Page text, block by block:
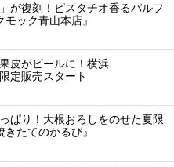
が復刻！ピスタチオ香るパルフ
ック青山本店』
皮がビールに！横浜
定販売スタート
ぱり！大根おろしをのせた夏限
たてのかるび』